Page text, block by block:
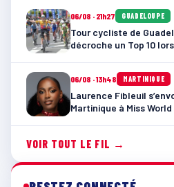
06/08 · 21h27 GUADELOUPE
Tour cycliste de
décroche un Top 10
06/08 · 13h48 MARTINIQUE
Laurence Fibleuil
Martinique à Miss
VOIR TOUT LE FIL →